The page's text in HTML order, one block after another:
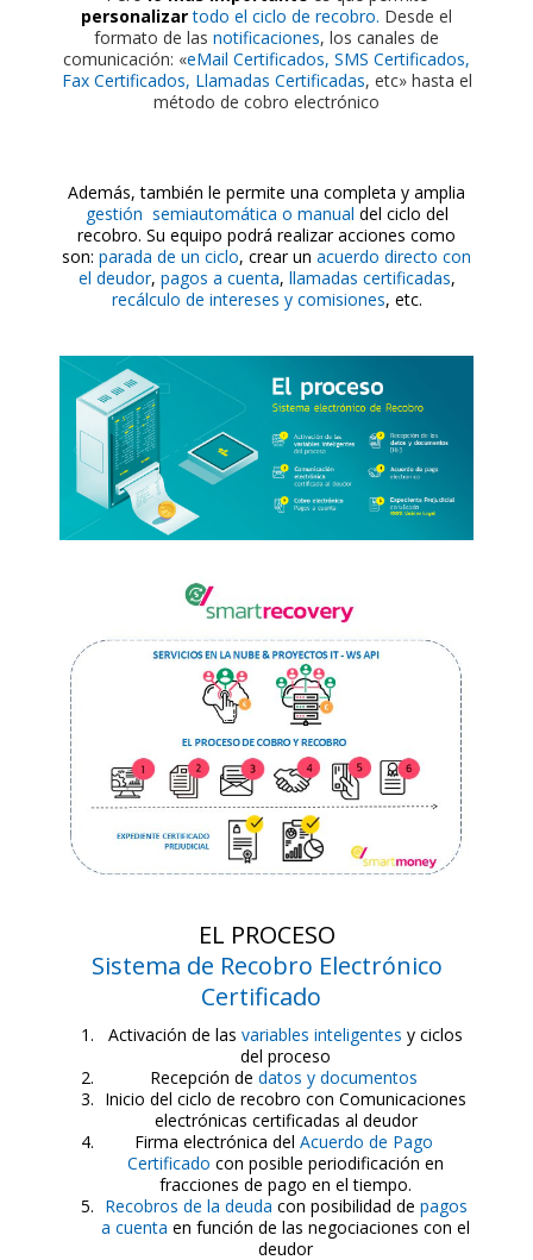
personalizartodo el ciclo de recobro. Desde el
formato de las notificaciones, los canales de
comunicación: «eMail Certificados, SMS Certificados,
Fax Certificados, Llamadas Certificadas, etc» hasta el
método de cobro electrónico
Además, también le permite una completa y amplia
gestión semiautomática o manual del ciclo del
recobro. Su equipo podrá realizar acciones como
son: parada de un ciclo, crear un acuerdo directo con
el deudor, pagos a cuenta, llamadas certificadas,
recálculo de intereses y comisiones, etc.
EL PROCESO
Sistema de Recobro Electrónico
Certificado
Activación de lasvariables inteligentes y ciclos
del proceso
Recepción de datos y documentos
Inicio del ciclo de recobro con Comunicaciones
electrónicas certificadas al deudor
Firma electrónica del Acuerdo de Pago
Certificadocon posible periodificación en
fracciones de pago en el tiempo.
Recobros de la deuda con posibilidad de pagos
a cuenta en función de las negociaciones con el
deudor